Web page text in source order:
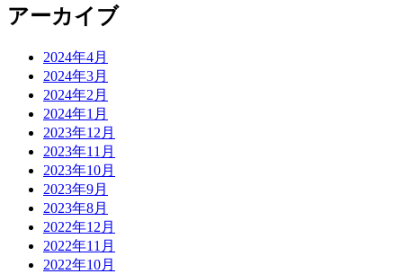
アーカイブ
2024年4月
2024年3月
2024年2月
2024年1月
2023年12月
2023年11月
2023年10月
2023年9月
2023年8月
2022年12月
2022年11月
2022年10月